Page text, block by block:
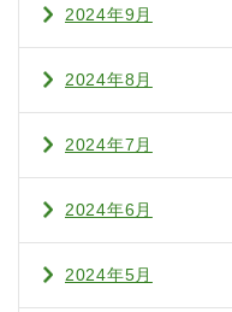
2024年9月
2024年8月
2024年7月
2024年6月
2024年5月